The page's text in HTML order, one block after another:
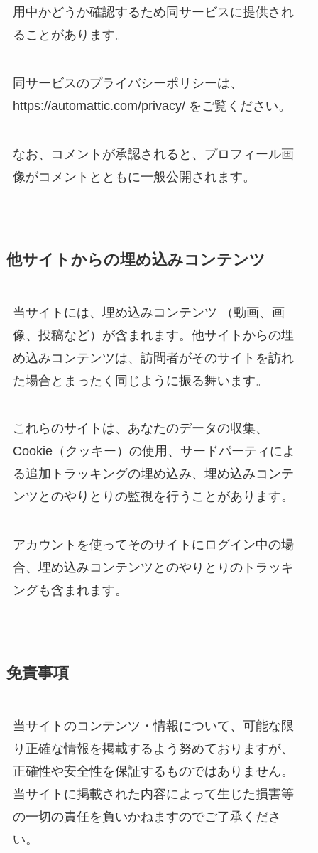
用中かどうか確認するため同サービスに提供され
ることがあります。
同サービスのプライバシーポリシーは、
https://automattic.com/privacy/ をご覧ください。
なお、コメントが承認されると、プロフィール画
像がコメントとともに一般公開されます。
他サイトからの埋め込みコンテンツ
当サイトには、埋め込みコンテンツ （動画、画
像、投稿など）が含まれます。他サイトからの埋
め込みコンテンツは、訪問者がそのサイトを訪れ
た場合とまったく同じように振る舞います。
これらのサイトは、あなたのデータの収集、
Cookie（クッキー）の使用、サードパーティによ
る追加トラッキングの埋め込み、埋め込みコンテ
ンツとのやりとりの監視を行うことがあります。
アカウントを使ってそのサイトにログイン中の場
合、埋め込みコンテンツとのやりとりのトラッキ
ングも含まれます。
免責事項
当サイトのコンテンツ・情報について、可能な限
り正確な情報を掲載するよう努めておりますが、
正確性や安全性を保証するものではありません。
当サイトに掲載された内容によって生じた損害等
の一切の責任を負いかねますのでご了承くださ
い。